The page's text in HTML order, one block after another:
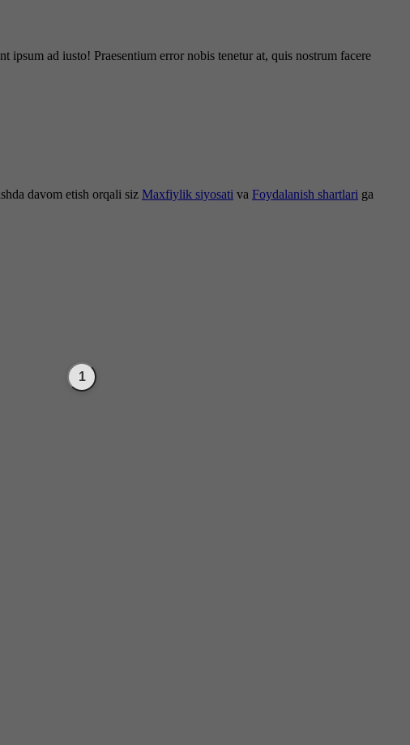
ipsum ad iusto! Praesentium error nobis tenetur at, quis nostrum facere
davom etish orqali siz Maxfiylik siyosati va Foydalanish shartlari ga